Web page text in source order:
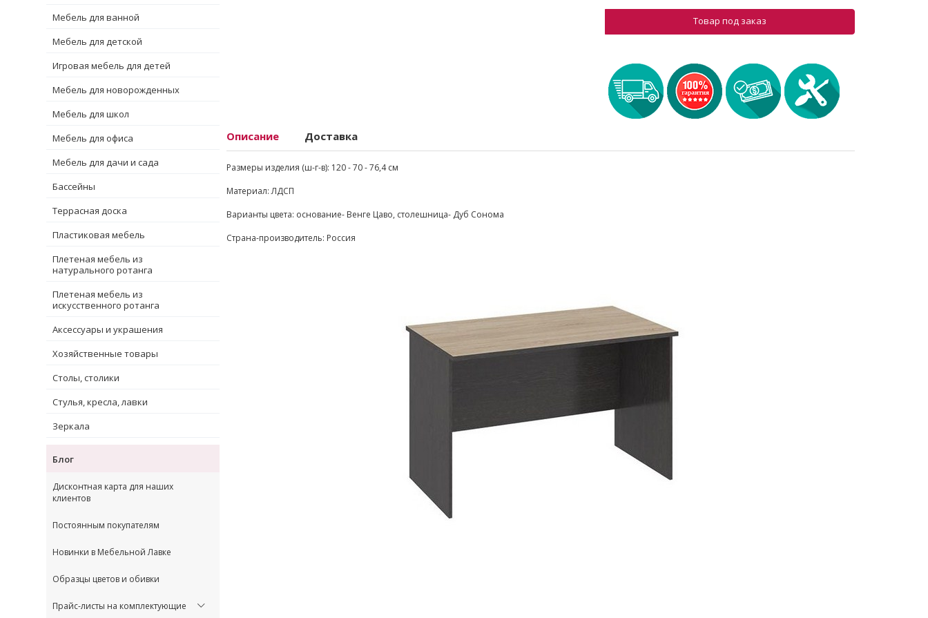
Мебель для ванной
Мебель для детской
Игровая мебель для детей
Мебель для новорожденных
Мебель для школ
Мебель для офиса
Мебель для дачи и сада
Бассейны
Террасная доска
Пластиковая мебель
Плетеная мебель из
натурального ротанга
Плетеная мебель из
искусственного ротанга
Аксессуары и украшения
Хозяйственные товары
Столы, столики
Стулья, кресла, лавки
Зеркала
Блог
Дисконтная карта для наших
клиентов
Постоянным покупателям
Новинки в Мебельной Лавке
Образцы цветов и обивки
Прайс-листы на комплектующие
Товар под заказ
Описание Доставка
Размеры изделия (ш-г-в): 120 - 70 - 76,4 см
Материал: ЛДСП
Варианты цвета: основание- Венге Цаво, столешница- Дуб Сонома
Страна-производитель: Россия